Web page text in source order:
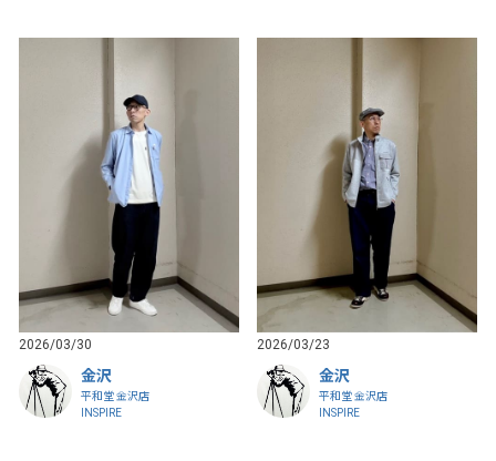
2026/03/30
金沢
平和堂 金沢店
INSPIRE
2026/03/23
金沢
平和堂 金沢店
INSPIRE